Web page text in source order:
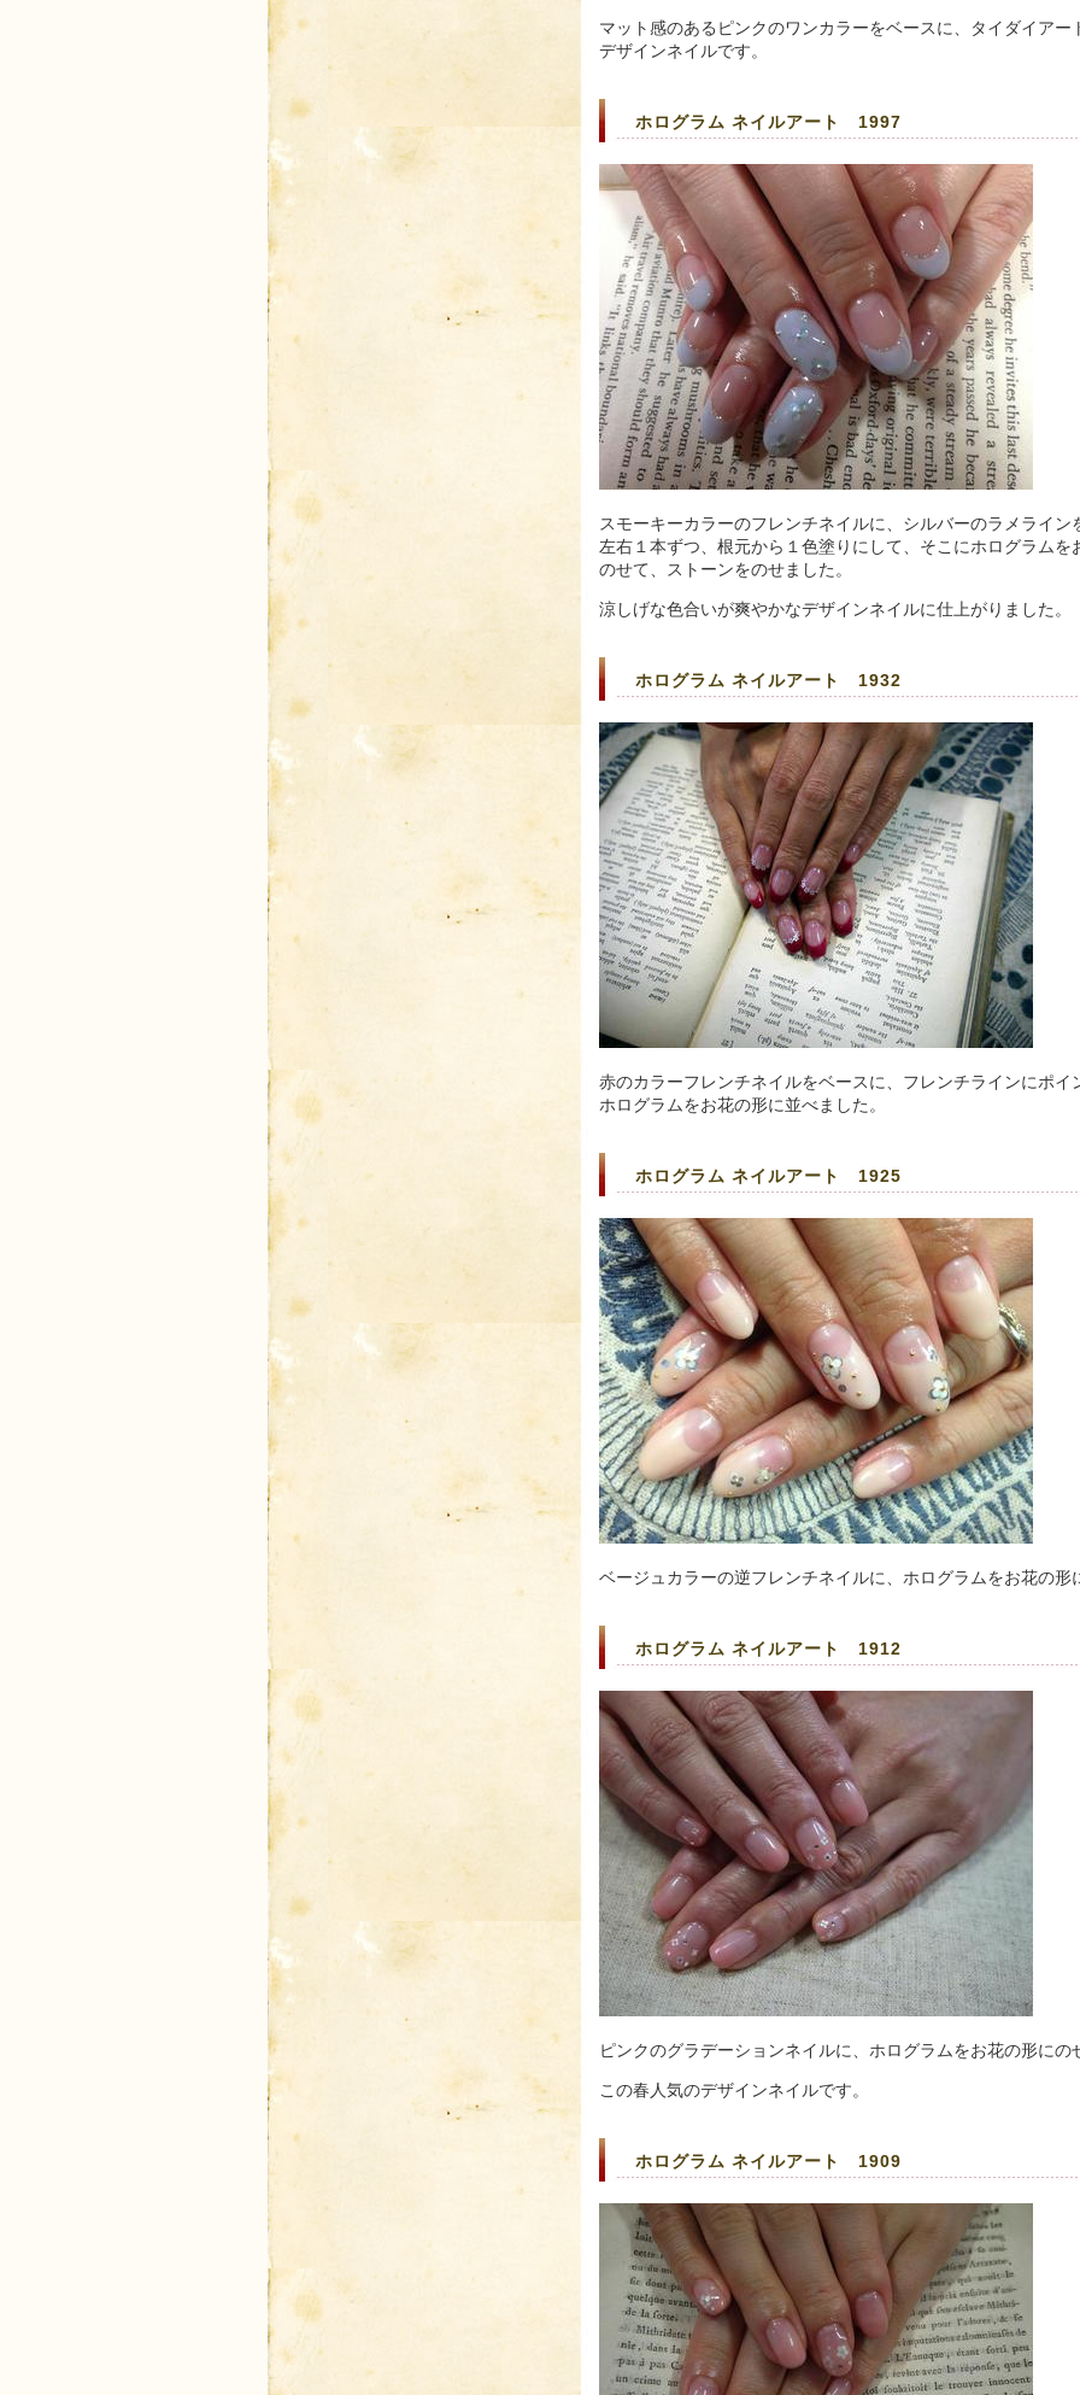
マット感のあるピンクのワンカラーをベースに、タイダイアー
デザインネイルです。
ホログラム ネイルアート 1997
スモーキーカラーのフレンチネイルに、シルバーのラメライン
左右１本ずつ、根元から１色塗りにして、そこにホログラムを
のせて、ストーンをのせました。
涼しげな色合いが爽やかなデザインネイルに仕上がりました。
ホログラム ネイルアート 1932
赤のカラーフレンチネイルをベースに、フレンチラインにポイ
ホログラムをお花の形に並べました。
ホログラム ネイルアート 1925
ベージュカラーの逆フレンチネイルに、ホログラムをお花の形
ホログラム ネイルアート 1912
ピンクのグラデーションネイルに、ホログラムをお花の形にの
この春人気のデザインネイルです。
ホログラム ネイルアート 1909